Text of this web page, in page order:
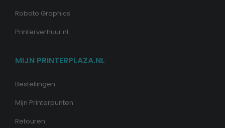
Roboto Graphics
Printerverhuur.nl
MIJN PRINTERPLAZA.NL
Bestellingen
Mijn Printerpunten
Retouren